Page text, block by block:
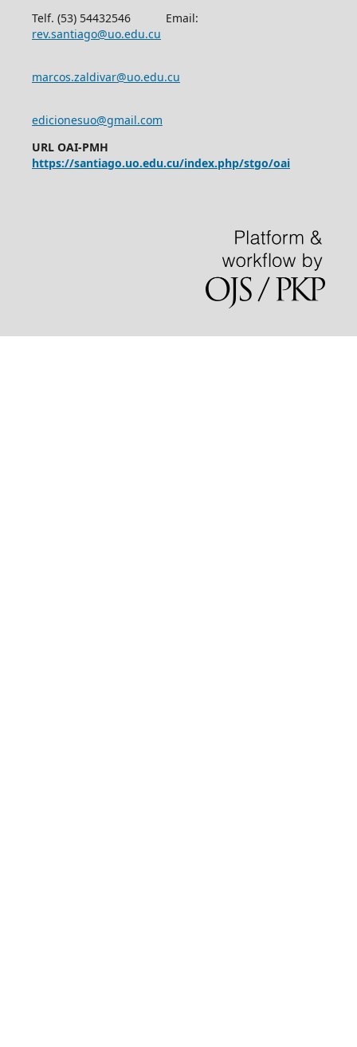
Telf. (53) 54432546 Email:
rev.santiago@uo.edu.cu
marcos.zaldivar@uo.edu.cu
edicionesuo@gmail.com
URL OAI-PMH
https://santiago.uo.edu.cu/index.php/stgo/oai